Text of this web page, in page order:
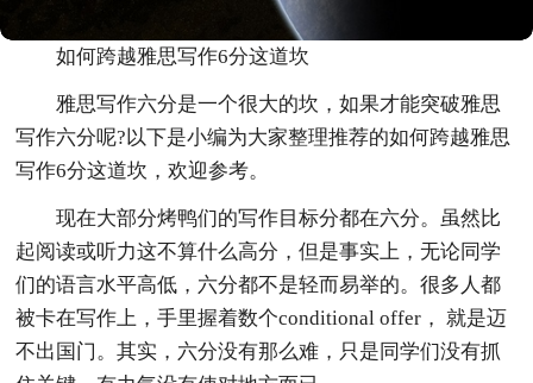
如何跨越雅思写作6分这道坎
雅思写作六分是一个很大的坎，如果才能突破雅思
写作六分呢?以下是小编为大家整理推荐的如何跨越雅思
写作6分这道坎，欢迎参考。
现在大部分烤鸭们的写作目标分都在六分。虽然比
起阅读或听力这不算什么高分，但是事实上，无论同学
们的语言水平高低，六分都不是轻而易举的。很多人都
被卡在写作上，手里握着数个conditional offer， 就是迈
不出国门。其实，六分没有那么难，只是同学们没有抓